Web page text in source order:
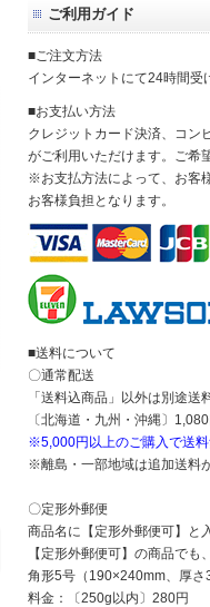
ご利用ガイド
■ご注文方法
インターネットにて24時間受
■お支払い方法
クレジットカード決済、コン
がご利用いただけます。ご希
※お支払方法によって、お客
お客様負担となります。
■送料について
〇通常配送
「送料込商品」以外は別途送
〔北海道・九州・沖縄〕
※5,000円以上のご購入で送料
※離島・一部地域は追加送料
〇定形外郵便
商品名に【定形外郵便可】と
【定形外郵便可】の商品で
角形5号（190×240mm、厚さ
料金：〔250g以内〕280円